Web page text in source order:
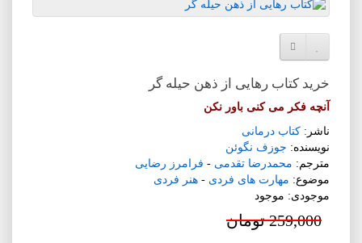
افزودن به لیست دلخواه
خرید کتاب رهایی از ذهن حیله گر
آنچه فکر می کنی باور نکن
ناشر: کتاب درمانی
نویسنده: جوزف نگوئن
مترجم: محمدرضا تقدمی - فرامرز رضایی
موضوع: مهارت های فردی - هنر فردی
موجودی: موجود
259,000 تومان